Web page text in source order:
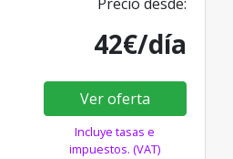
42€/día
Ver oferta
Incluye tasas e
impuestos. (VAT)